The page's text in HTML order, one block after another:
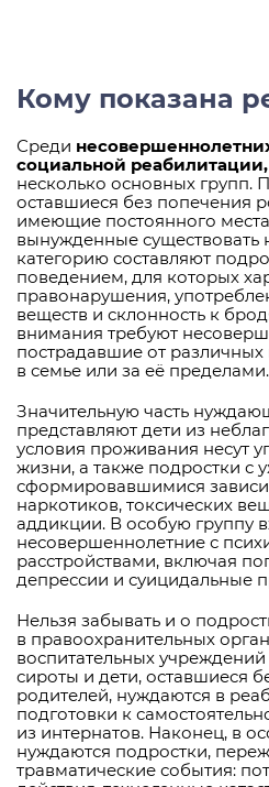
Кому показана
Среди
социальной реабилитации,
несколько основных групп.
оставшиеся без попечения
имеющие постоянного места
вынужденные существовать
категорию составляют
поведением, для которых
правонарушения,
веществ и склонность к
внимания требуют
пострадавшие от различных
в семье или за её пределами.
Значительную часть
представляют дети из
условия проживания несут
жизни, а также подростки с
сформировавшимися
наркотиков, токсических
аддикции. В особую группу
несовершеннолетние с
расстройствами, включая
депрессии и суицидальные
Нельзя забывать и о
в правоохранительных
воспитательных
сироты и дети, оставшиеся
родителей, нуждаются в
подготовки к
из интернатов. Наконец, в
нуждаются подростки,
травматические события: